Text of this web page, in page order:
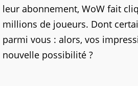
leur abonnement, WoW fait
millions de joueurs. Dont
parmi vous : alors, vos
nouvelle possibilité ?